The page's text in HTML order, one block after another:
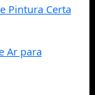
Pintura Certa
Ar para